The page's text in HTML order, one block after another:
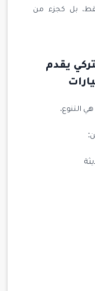
بل كجزء من
يقدم
التنوع.